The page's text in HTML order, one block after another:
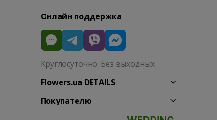
Онлайн поддержка
Круглосуточно. Без выходных
Flowers.ua DETAILS
Покупателю